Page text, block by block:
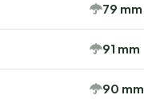
79 mm
91 mm
90 mm